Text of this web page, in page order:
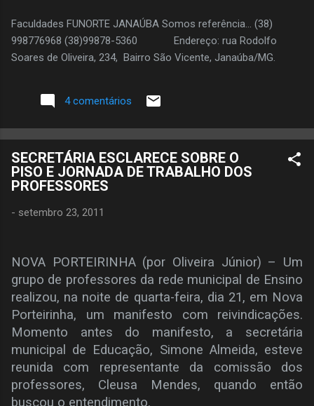
Faculdades FUNORTE JANAÚBA Somos referência... (38)
998776968 (38)99878-5360 Endereço: rua Rodolfo
Soares de Oliveira, 234, Bairro São Vicente, Janaúba/MG.
4 comentários
SECRETÁRIA ESCLARECE SOBRE O
PISO E JORNADA DE TRABALHO DOS
PROFESSORES
- setembro 23, 2011
NOVA PORTEIRINHA (por Oliveira Júnior) – Um
grupo de professores da rede municipal de Ensino
realizou, na noite de quarta-feira, dia 21, em Nova
Porteirinha, um manifesto com reivindicações.
Momento antes do manifesto, a secretária
municipal de Educação, Simone Almeida, esteve
reunida com representante da comissão dos
professores, Cleusa Mendes, quando então
buscou o entendimento.